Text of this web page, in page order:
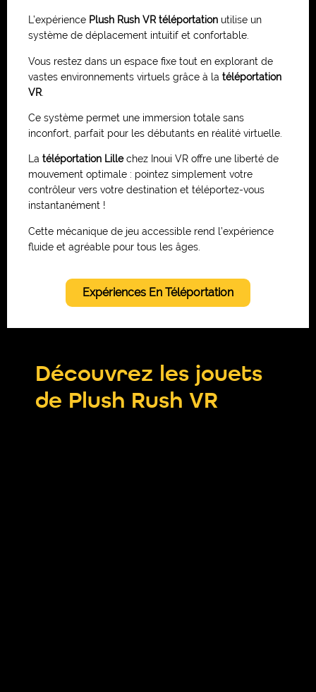
L’expérience Plush Rush VR téléportation utilise un
système de déplacement intuitif et confortable.
Vous restez dans un espace fixe tout en explorant de
vastes environnements virtuels grâce à la téléportation
VR
Ce système permet une immersion totale sans
inconfort, parfait pour les débutants en réalité virtuelle.
La téléportation Lillechez Inoui VR offre une liberté de
mouvement optimale : pointez simplement votre
contrôleur vers votre destination et téléportez-vous
instantanément !
Cette mécanique de jeu accessible rend l’expérience
fluide et agréable pour tous les âges.
Expériences En Téléportation
Découvrez les jouets
de Plush Rush VR